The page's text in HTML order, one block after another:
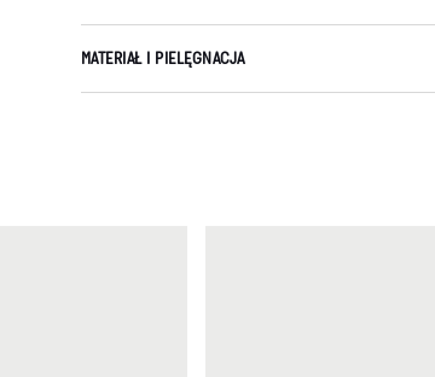
MATERIAŁ I PIELĘGNACJA